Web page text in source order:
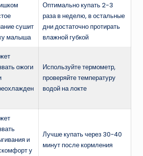
сушит
малыша
Оптимально купать 2-3
раза в неделю, в остальные
дни достаточно протирать
влажной губкой
ожоги
Используйте термометр,
проверяйте температуру
водой на локте
и
у
Лучше купать через 30-40
минут после кормления